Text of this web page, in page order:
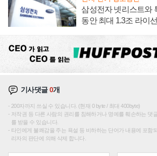
삼성전자 넷리스트와
동안 최대 1.3조 라이
기사댓글0개
200자까지 쓰실 수 있습니다. (현재 0 byte / 최대 400byte)
저작권 등 다른 사람의 권리를 침해하거나 명예를 훼손하는 댓
를 받을 수 있습니다.
타인에게 불쾌감을 주는 욕설 등 비하하는 단어가 내용에 포함
리자의 판단에 의해 삭제 합니다.